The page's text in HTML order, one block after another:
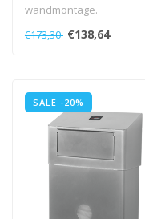
wandmontage.
Met navulbaar reservoir.
Met kunststof slot e..
€173,30 €138,64
SALE -20%